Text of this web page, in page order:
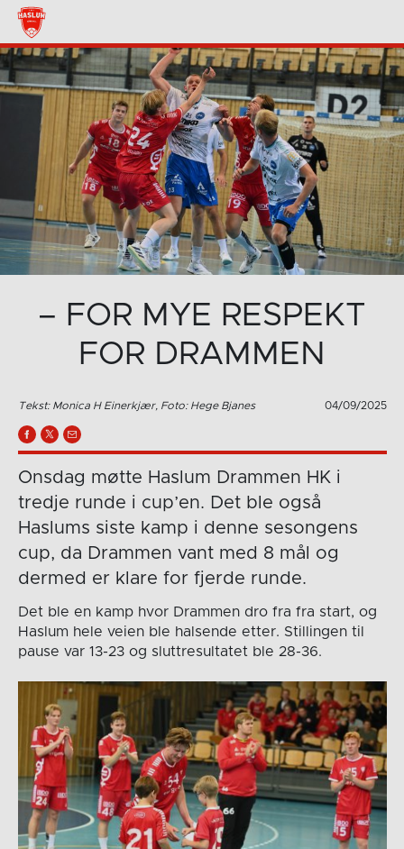
– FOR MYE RESPEKT
FOR DRAMMEN
Tekst: Monica H Einerkjær, Foto: Hege Bjanes 04/09/2025
Onsdag møtte Haslum Drammen HK i
tredje runde i cup’en. Det ble også
Haslums siste kamp i denne sesongens
cup, da Drammen vant med 8 mål og
dermed er klare for fjerde runde.
Det ble en kamp hvor Drammen dro fra fra start, og
Haslum hele veien ble halsende etter. Stillingen til
pause var 13-23 og sluttresultatet ble 28-36.